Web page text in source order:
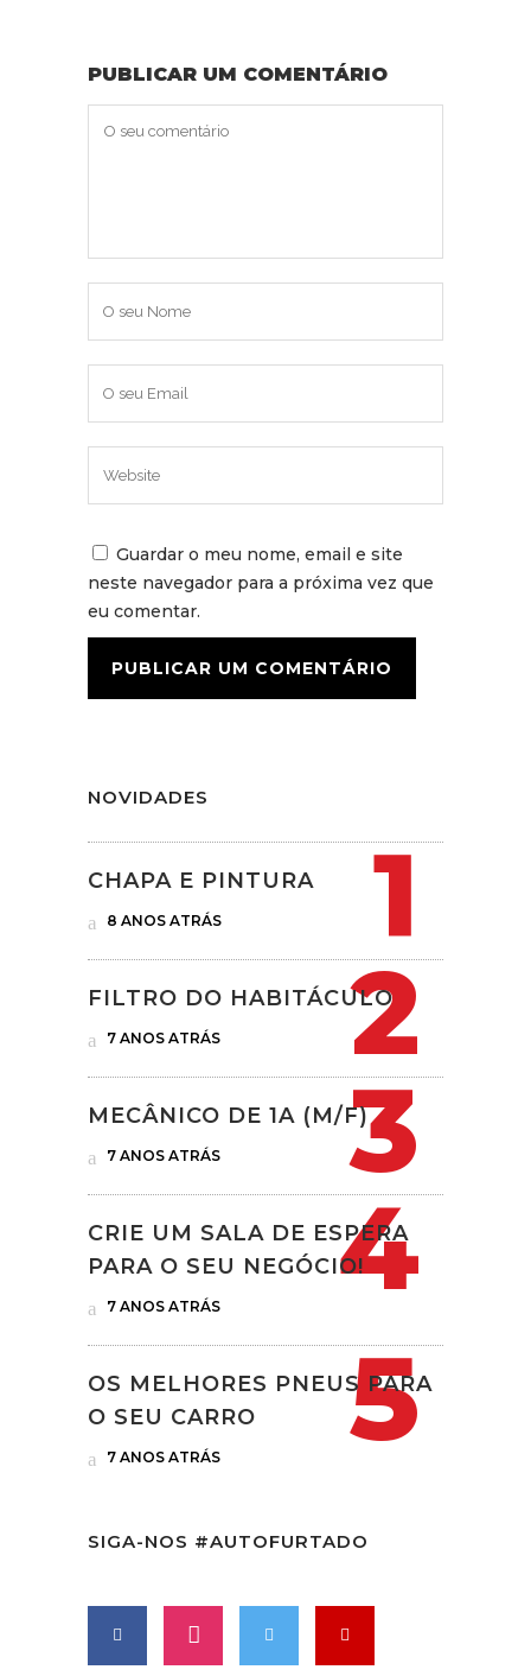
PUBLICAR UM COMENTÁRIO
Guardar o meu nome, email e site
neste navegador para a próxima vez que
eu comentar.
NOVIDADES
CHAPA E PINTURA
8 ANOS ATRÁS
FILTRO DO HABITÁCULO
7 ANOS ATRÁS
MECÂNICO DE 1A (M/F)
7 ANOS ATRÁS
CRIE UM SALA DE ESPERA
PARA O SEU NEGÓCIO!
7 ANOS ATRÁS
OS MELHORES PNEUS PARA
O SEU CARRO
7 ANOS ATRÁS
SIGA-NOS #AUTOFURTADO